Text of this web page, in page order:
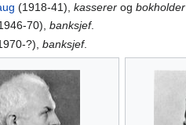
(1918-41),kasserer ogbokholder
70),banksjef.
?),banksjef.